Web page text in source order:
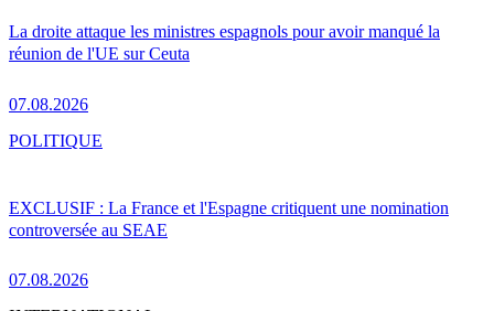
La droite attaque les ministres espagnols pour avoir manqué la
réunion de l'UE sur Ceuta
07.08.2026
EXCLUSIF : La France et l'Espagne critiquent une nomination
controversée au SEAE
07.08.2026
POLITIQUE